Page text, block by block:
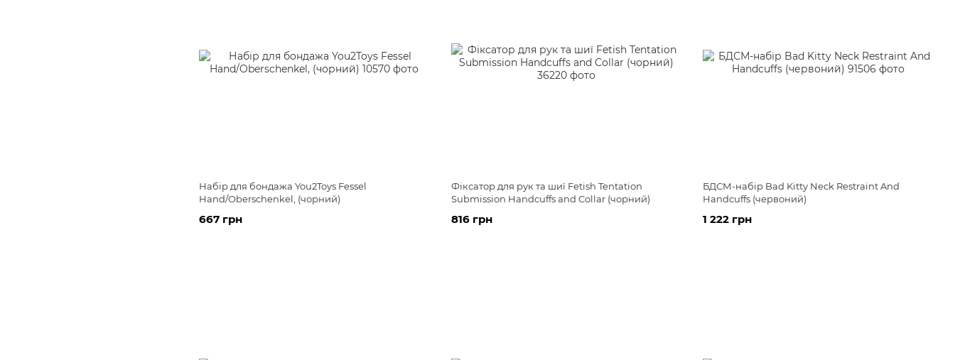
Набір для бондажа You2Toys Fessel
Hand/Oberschenkel, (чорний)
667 грн
Фіксатор для рук та шиї Fetish Tentation
Submission Handcuffs and Collar (чорний)
816 грн
БДСМ-набір Bad Kitty Neck Restraint And
Handcuffs (червоний)
1 222 грн